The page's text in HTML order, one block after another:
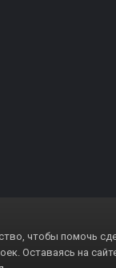
чтобы помочь
Оставаясь на